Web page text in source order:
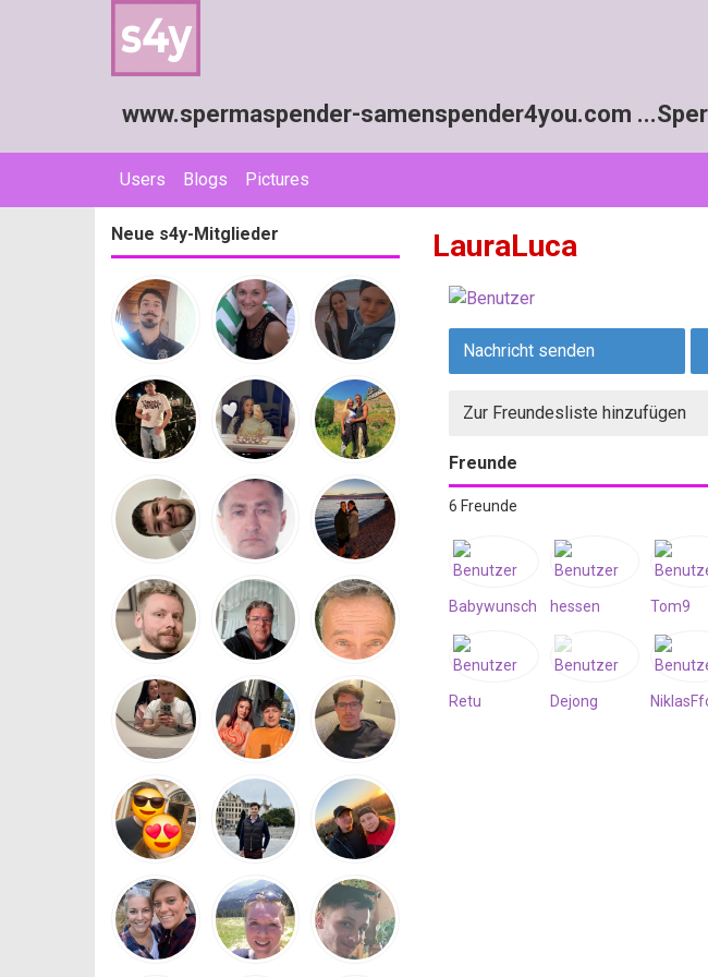
www.spermaspender-samenspender4you.com
Users Blogs Pictures
Neue s4y-Mitglieder LauraLuca
Nachricht senden
Zur Freundesliste hinzufügen
Freunde
6 Freunde
Babywunsch hessen Tom9
Retu Dejong